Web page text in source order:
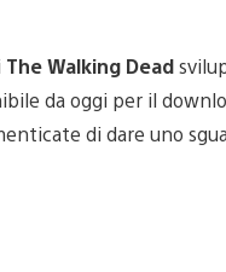
The Walking Dead
da oggi per il
di dare uno